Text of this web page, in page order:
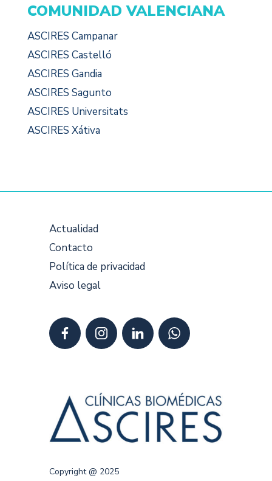
COMUNIDAD VALENCIANA
ASCIRES Campanar
ASCIRES Castelló
ASCIRES Gandia
ASCIRES Sagunto
ASCIRES Universitats
ASCIRES Xátiva
Actualidad
Contacto
Política de privacidad
Aviso legal
Copyright @ 2025